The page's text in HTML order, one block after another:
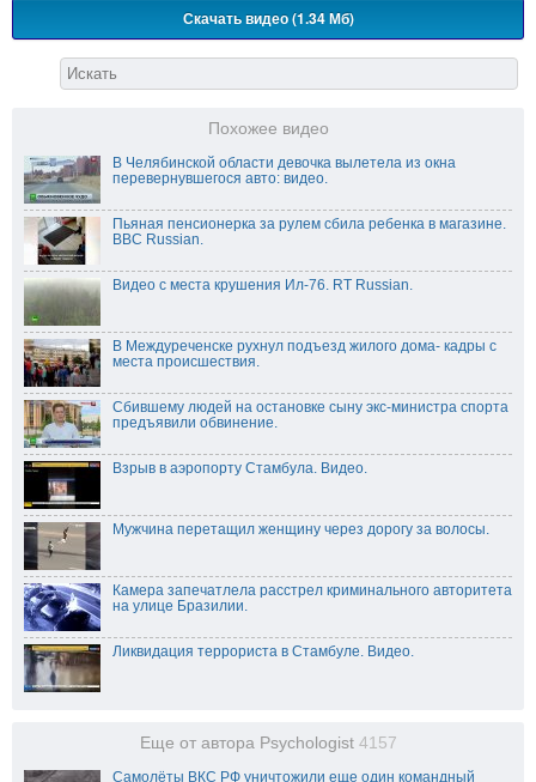
Скачать видео (1.34 Мб)
Похожее видео
В Челябинской области девочка вылетела из окна
перевернувшегося авто: видео.
Пьяная пенсионерка за рулем сбила ребенка в магазине.
BBC Russian.
Видео с места крушения Ил-76. RT Russian.
В Междуреченске рухнул подъезд жилого дома- кадры с
места происшествия.
Сбившему людей на остановке сыну экс-министра спорта
предъявили обвинение.
Взрыв в аэропорту Стамбула. Видео.
Мужчина перетащил женщину через дорогу за волосы.
Камера запечатлела расстрел криминального авторитета
на улице Бразилии.
Ликвидация террориста в Стамбуле. Видео.
Еще от автора Psychologist 4157
Самолёты ВКС РФ уничтожили еще один командный